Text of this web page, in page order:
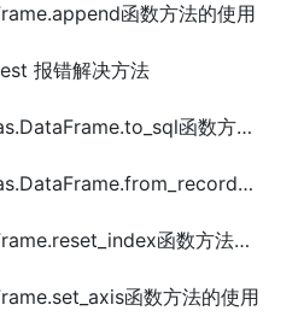
函数方法的使用
报错解决方法
Python Pandas pandas.DataFrame.to_sql函数方法的使用
Python Pandas pandas.DataFrame.from_records函数方法的使用
Python pandas.DataFrame.reset_index函数方法的使用
函数方法的使用